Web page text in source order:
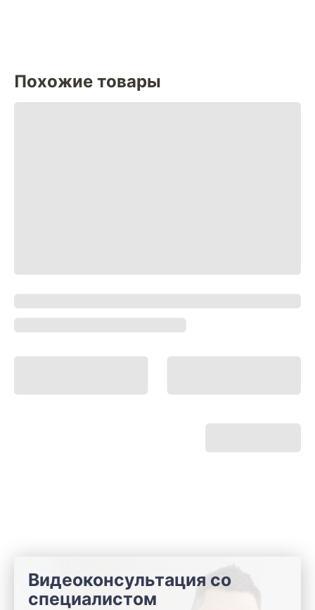
Похожие товары
Видеоконсультация со
специалистом